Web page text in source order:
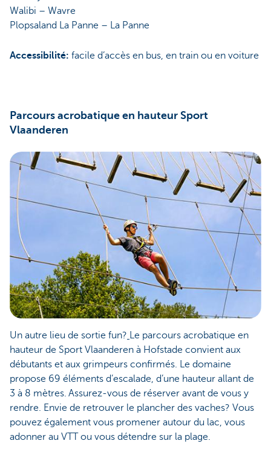
Walibi – Wavre
Plopsaland La Panne – La Panne
Accessibilité: facile d’accès en bus, en train ou en voiture
Parcours acrobatique en hauteur Sport
Vlaanderen
Un autre lieu de sortie fun? Le parcours acrobatique en
hauteur de Sport Vlaanderen à Hofstade convient aux
débutants et aux grimpeurs confirmés. Le domaine
propose 69 éléments d’escalade, d’une hauteur allant de
3 à 8 mètres. Assurez-vous de réserver avant de vous y
rendre. Envie de retrouver le plancher des vaches? Vous
pouvez également vous promener autour du lac, vous
adonner au VTT ou vous détendre sur la plage.